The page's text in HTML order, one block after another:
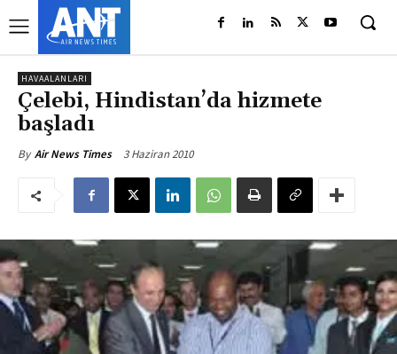
HAVAALANLARI
Çelebi, Hindistan’da hizmete
başladı
By Air News Times 3 Haziran 2010